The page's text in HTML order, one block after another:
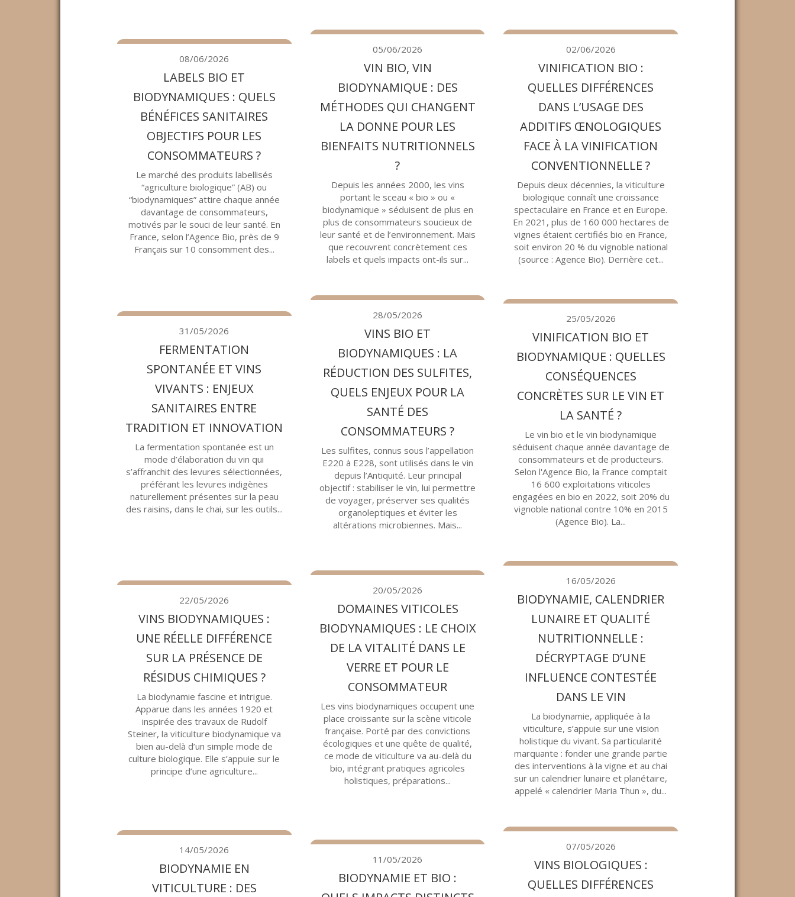
08/06/2026
LABELS BIO ET
BIODYNAMIQUES : QUELS
BÉNÉFICES SANITAIRES
OBJECTIFS POUR LES
CONSOMMATEURS ?
Le marché des produits labellisés
“agriculture biologique” (AB) ou
“biodynamiques” attire chaque année
davantage de consommateurs,
motivés par le souci de leur santé. En
France, selon l’Agence Bio, près de 9
Français sur 10 consomment des...
05/06/2026
VIN BIO, VIN
BIODYNAMIQUE : DES
MÉTHODES QUI CHANGENT
LA DONNE POUR LES
BIENFAITS NUTRITIONNELS
?
Depuis les années 2000, les vins
portant le sceau « bio » ou «
biodynamique » séduisent de plus en
plus de consommateurs soucieux de
leur santé et de l’environnement. Mais
que recouvrent concrètement ces
labels et quels impacts ont-ils sur...
02/06/2026
VINIFICATION BIO :
QUELLES DIFFÉRENCES
DANS L’USAGE DES
ADDITIFS ŒNOLOGIQUES
FACE À LA VINIFICATION
CONVENTIONNELLE ?
Depuis deux décennies, la viticulture
biologique connaît une croissance
spectaculaire en France et en Europe.
En 2021, plus de 160 000 hectares de
vignes étaient certifiés bio en France,
soit environ 20 % du vignoble national
(source : Agence Bio). Derrière cet...
31/05/2026
FERMENTATION
SPONTANÉE ET VINS
VIVANTS : ENJEUX
SANITAIRES ENTRE
TRADITION ET INNOVATION
La fermentation spontanée est un
mode d’élaboration du vin qui
s’affranchit des levures sélectionnées,
préférant les levures indigènes
naturellement présentes sur la peau
des raisins, dans le chai, sur les outils...
28/05/2026
VINS BIO ET
BIODYNAMIQUES : LA
RÉDUCTION DES SULFITES,
QUELS ENJEUX POUR LA
SANTÉ DES
CONSOMMATEURS ?
Les sulfites, connus sous l’appellation
E220 à E228, sont utilisés dans le vin
depuis l’Antiquité. Leur principal
objectif : stabiliser le vin, lui permettre
de voyager, préserver ses qualités
organoleptiques et éviter les
altérations microbiennes. Mais...
25/05/2026
VINIFICATION BIO ET
BIODYNAMIQUE : QUELLES
CONSÉQUENCES
CONCRÈTES SUR LE VIN ET
LA SANTÉ ?
Le vin bio et le vin biodynamique
séduisent chaque année davantage de
consommateurs et de producteurs.
Selon l'Agence Bio, la France comptait
16 600 exploitations viticoles
engagées en bio en 2022, soit 20% du
vignoble national contre 10% en 2015
(Agence Bio). La...
22/05/2026
VINS BIODYNAMIQUES :
UNE RÉELLE DIFFÉRENCE
SUR LA PRÉSENCE DE
RÉSIDUS CHIMIQUES ?
La biodynamie fascine et intrigue.
Apparue dans les années 1920 et
inspirée des travaux de Rudolf
Steiner, la viticulture biodynamique va
bien au-delà d’un simple mode de
culture biologique. Elle s’appuie sur le
principe d’une agriculture...
20/05/2026
DOMAINES VITICOLES
BIODYNAMIQUES : LE CHOIX
DE LA VITALITÉ DANS LE
VERRE ET POUR LE
CONSOMMATEUR
Les vins biodynamiques occupent une
place croissante sur la scène viticole
française. Porté par des convictions
écologiques et une quête de qualité,
ce mode de viticulture va au-delà du
bio, intégrant pratiques agricoles
holistiques, préparations...
16/05/2026
BIODYNAMIE, CALENDRIER
LUNAIRE ET QUALITÉ
NUTRITIONNELLE :
DÉCRYPTAGE D’UNE
INFLUENCE CONTESTÉE
DANS LE VIN
La biodynamie, appliquée à la
viticulture, s’appuie sur une vision
holistique du vivant. Sa particularité
marquante : fonder une grande partie
des interventions à la vigne et au chai
sur un calendrier lunaire et planétaire,
appelé « calendrier Maria Thun », du...
14/05/2026
BIODYNAMIE EN
VITICULTURE : DES
11/05/2026
BIODYNAMIE ET BIO :
07/05/2026
VINS BIOLOGIQUES :
QUELLES DIFFÉRENCES